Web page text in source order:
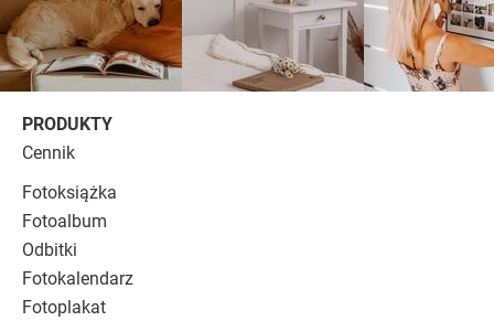
PRODUKTY
Cennik
Fotoksiążka
Fotoalbum
Odbitki
Fotokalendarz
Fotoplakat